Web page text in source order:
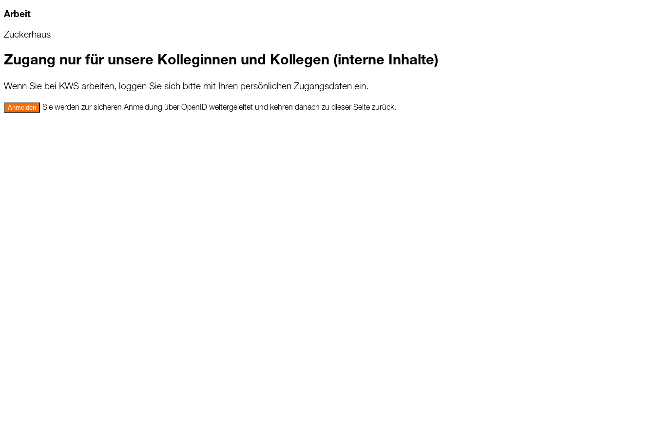
Arbeit
Zuckerhaus
Zugang nur für unsere Kolleginnen und Kollegen (interne Inhalte)
Wenn Sie bei KWS arbeiten, loggen Sie sich bitte mit Ihren persönlichen Zugangsdaten ein.
Anmelden Sie werden zur sicheren Anmeldung über OpenID weitergeleitet und kehren danach zu dieser Seite zurück.